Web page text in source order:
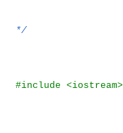
*/
#include <iostream>